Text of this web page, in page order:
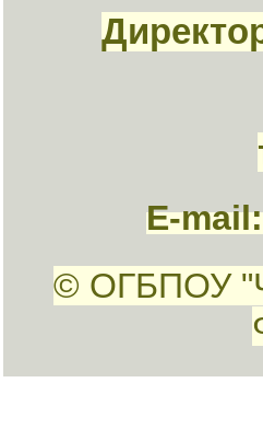
E-
© ОГБПОУ